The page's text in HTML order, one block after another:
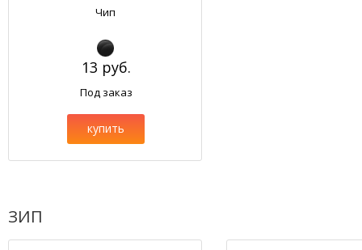
Чип
13 руб.
Под заказ
купить
ЗИП